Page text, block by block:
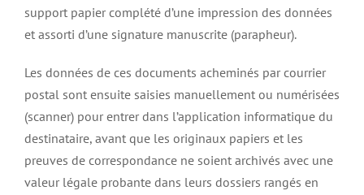
support papier complété d’une impression des données
et assorti d’une signature manuscrite (parapheur).
Les données de ces documents acheminés par courrier
postal sont ensuite saisies manuellement ou numérisées
(scanner) pour entrer dans l’application informatique du
destinataire, avant que les originaux papiers et les
preuves de correspondance ne soient archivés avec une
valeur légale probante dans leurs dossiers rangés en